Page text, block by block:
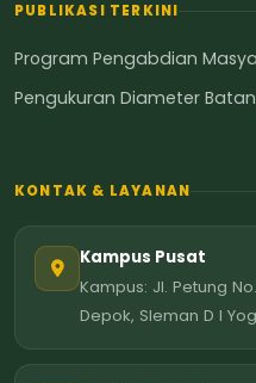
PUBLIKASI TERKINI
Program Pengabdian
Pengukuran Diameter
KONTAK & LAYANAN
Kampus Pusat
Kampus: Jl. Petung
Depok, Sleman D I